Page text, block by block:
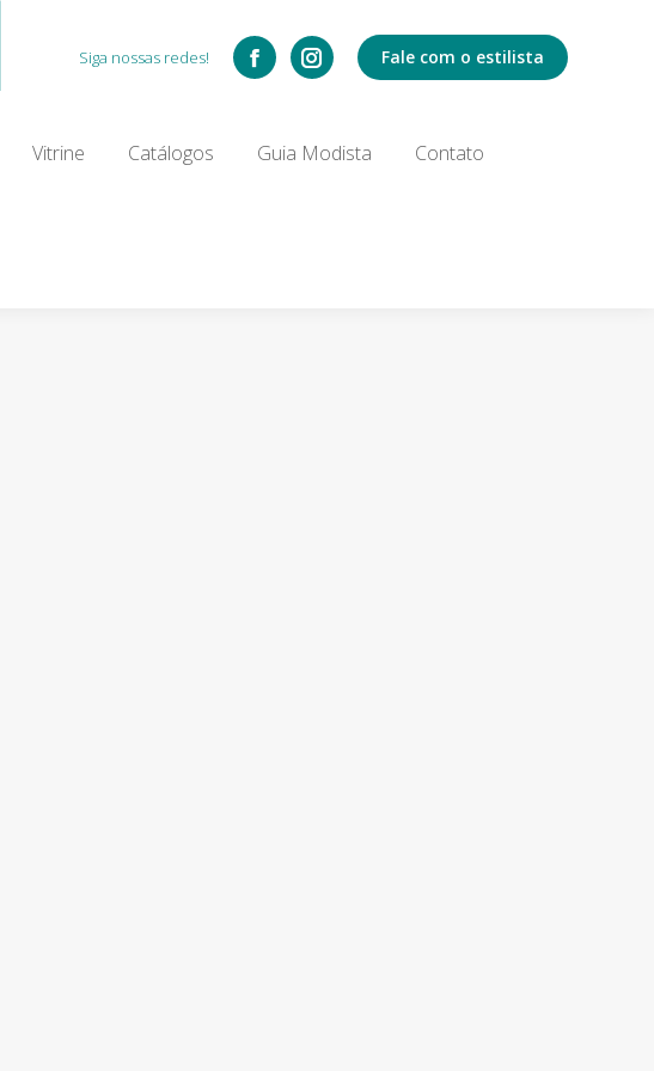
Siga nossas redes! Fale com o estilista
Vitrine Catálogos Guia Modista Contato
Search: